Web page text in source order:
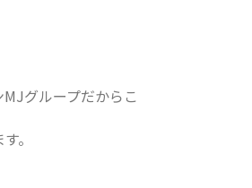
グループだからこ
。